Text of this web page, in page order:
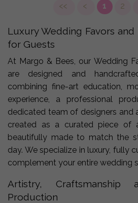
<< < 1 2
Luxury Wedding Favors
for Guests
At Margo & Bees, our Wedding
are designed and
combining fine-art education,
experience, a professional
dedicated team of designers and
created as a curated piece of
beautifully made to match the
day. We specialize in luxury, fully
complement your entire wedding
Artistry, Craftsmanship
Production